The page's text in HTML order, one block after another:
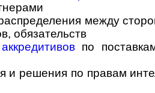
между
обязательств
аккредитивовпо
и решения по правам